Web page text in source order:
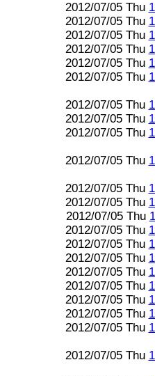
2012/07/05 Thu
2012/07/05 Thu
2012/07/05 Thu
2012/07/05 Thu
2012/07/05 Thu
2012/07/05 Thu
2012/07/05 Thu
2012/07/05 Thu
2012/07/05 Thu
2012/07/05 Thu
2012/07/05 Thu
2012/07/05 Thu
2012/07/05 Thu
2012/07/05 Thu
2012/07/05 Thu
2012/07/05 Thu
2012/07/05 Thu
2012/07/05 Thu
2012/07/05 Thu
2012/07/05 Thu
2012/07/05 Thu
2012/07/05 Thu